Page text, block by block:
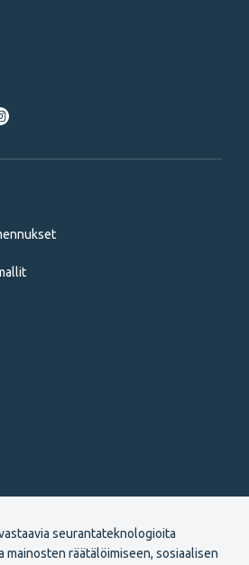
seurantateknologioita
mainosten räätälöimiseen, sosiaalisen